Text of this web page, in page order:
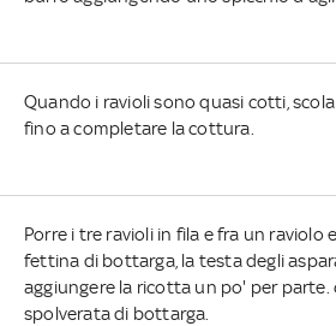
Quando i ravioli sono quasi cotti,
fino a completare la cottura.
Porre i tre ravioli in fila e fra un raviolo
fettina di bottarga, la testa degli
aggiungere la ricotta un po' per
spolverata di bottarga.